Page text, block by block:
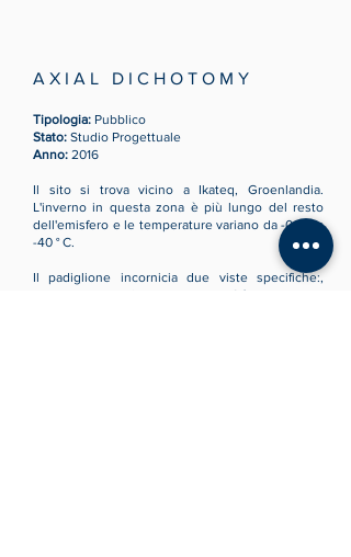
A X I A L D I C H O T O M Y
Tipologia: Pubblico
Stato: Studio Progettuale
Anno: 2016
Il sito si trova vicino a Ikateq, Groenlandia.
L'inverno in questa zona è più lungo del resto
dell'emisfero e le temperature variano da -0 ° C a
-40 ° C.
Il padiglione incornicia due viste specifiche:,
una sulla baia e l'altra sui boschi. Ciò consente ai